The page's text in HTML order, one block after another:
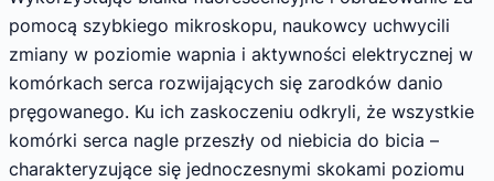
pomocą szybkiego mikroskopu, naukowcy uchwycili
zmiany w poziomie wapnia i aktywności elektrycznej w
komórkach serca rozwijających się zarodków danio
pręgowanego. Ku ich zaskoczeniu odkryli, że wszystkie
komórki serca nagle przeszły od niebicia do bicia –
charakteryzujące się jednoczesnymi skokami poziomu